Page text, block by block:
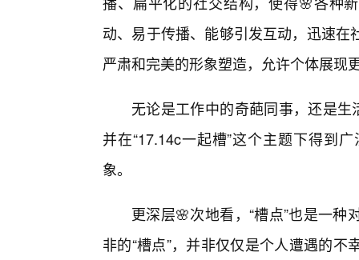
动、易于传播、能够引发互动，迅速
严肃和完美的形象塑造，允许个体展现
无论是工作中的奇葩同事，还是生
并在“17.14c一起槽”这个主题下得到
象。
更深层🌸次地看，“槽点”也是一
非的“槽点”，并非仅仅是个人遭遇的